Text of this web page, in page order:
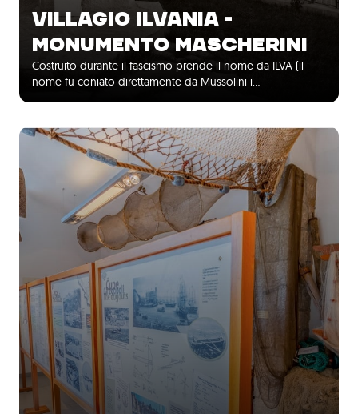
VILLAGIO ILVANIA -
MONUMENTO MASCHERINI
Costruito durante il fascismo prende il nome da ILVA (il
nome fu coniato direttamente da Mussolini i…